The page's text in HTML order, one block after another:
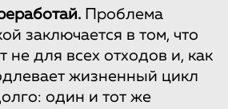
Проблема
заключается в том, что
не для всех отходов и, как
жизненный цикл
один и тот же